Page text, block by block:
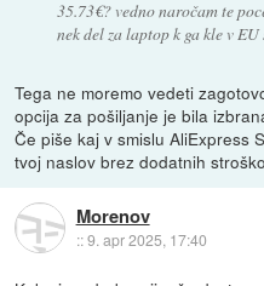
35.73€? vedno naročam te
nek del za laptop k ga kle v
Tega ne moremo vedeti
opcija za pošiljanje je bila
Če piše kaj v smislu AliExpress
tvoj naslov brez dodatnih
Morenov
::9. apr 2025, 17:40